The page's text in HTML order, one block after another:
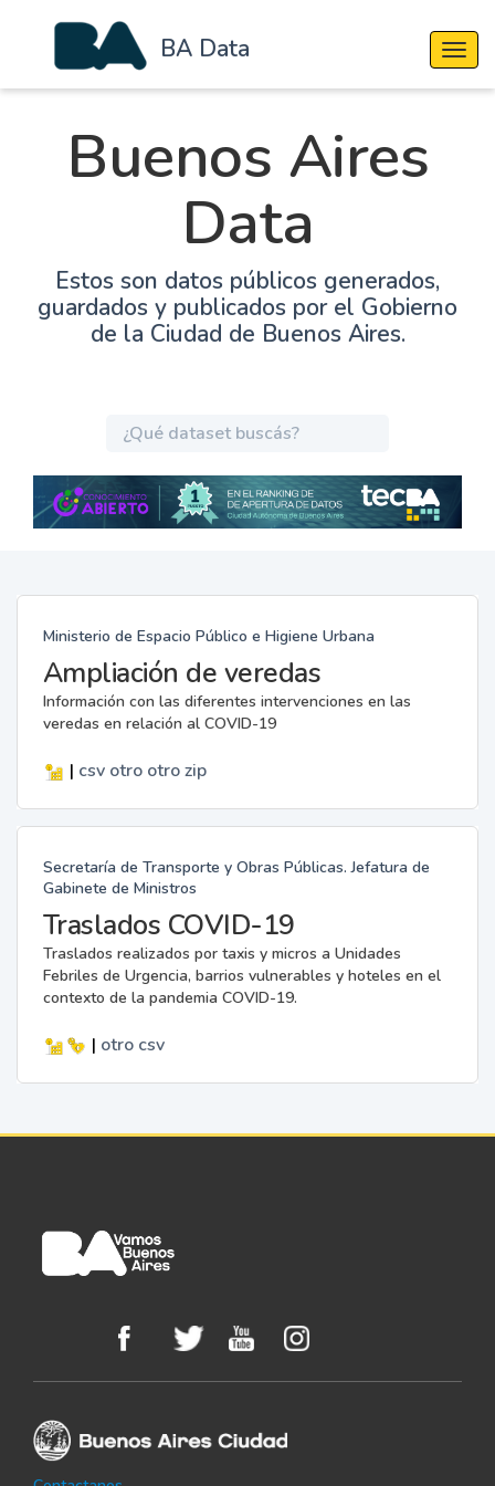
BA Data
Buenos Aires
Data
Estos son datos públicos generados,
guardados y publicados por el Gobierno
de la Ciudad de Buenos Aires.
Ministerio de Espacio Público e Higiene Urbana
Ampliación de veredas
Información con las diferentes intervenciones en las
veredas en relación al COVID-19
| csv otro otro zip
Secretaría de Transporte y Obras Públicas. Jefatura de
Gabinete de Ministros
Traslados COVID-19
Traslados realizados por taxis y micros a Unidades
Febriles de Urgencia, barrios vulnerables y hoteles en el
contexto de la pandemia COVID-19.
| otro csv